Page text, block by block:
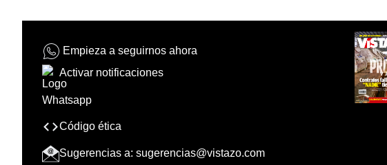
Empieza a seguirnos ahora
Activar notificaciones
Código ética
Sugerencias a: sugerencias@vistazo.com